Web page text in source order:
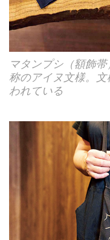
マタンプシ（額飾
称のアイヌ文様。
われている